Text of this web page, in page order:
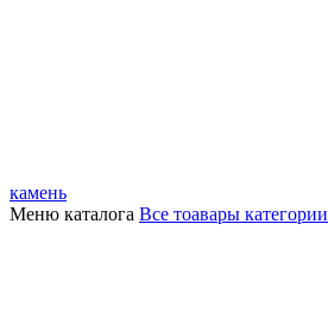
камень
Меню каталога Все тоавары категории